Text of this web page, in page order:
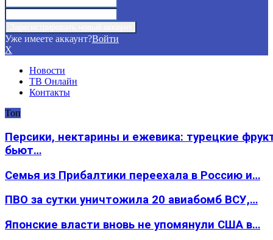
Уже имеете аккаунт?Войти
X
Новости
ТВ Онлайн
Контакты
Топ
Персики, нектарины и ежевика: турецкие
бьют…
Семья из Прибалтики переехала в Россию и…
ПВО за сутки уничтожила 20 авиабомб ВСУ,…
Японские власти вновь не упомянули США в…